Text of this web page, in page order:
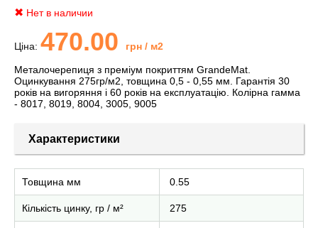
Нет в наличии
Ціна: 470.00 грн / м2
Металочерепиця з преміум покриттям GrandeMat.
Оцинкування 275гр/м2, товщина 0,5 - 0,55 мм. Гарантія 30
років на вигоряння і 60 років на експлуатацію. Колірна гамма
- 8017, 8019, 8004, 3005, 9005
Характеристики
Товщина мм 0.55
Кількість цинку, гр / м² 275